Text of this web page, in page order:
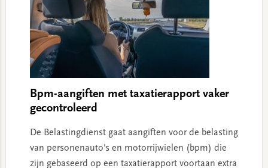
Bpm-aangiften met taxatierapport vaker
gecontroleerd
De Belastingdienst gaat aangiften voor de belasting
van personenauto's en motorrijwielen (bpm) die
zijn gebaseerd op een taxatierapport voortaan extra